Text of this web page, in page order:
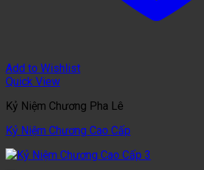
Add to Wishlist
Quick View
Kỷ Niệm Chương Pha Lê
Kỷ Niệm Chương Cao Cấp